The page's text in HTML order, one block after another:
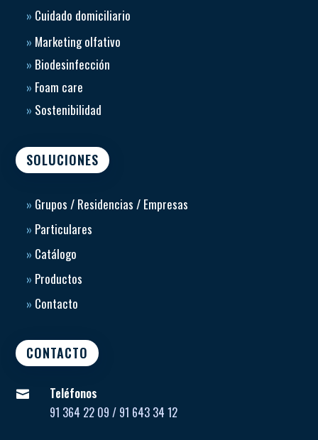
» Cuidado domiciliario
» Marketing olfativo
» Biodesinfección
» Foam care
» Sostenibilidad
SOLUCIONES
» Grupos / Residencias / Empresas
» Particulares
» Catálogo
» Productos
» Contacto
CONTACTO

Teléfonos
91 364 22 09 / 91 643 34 12